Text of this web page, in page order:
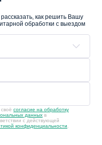
как решить Вашу
обработки с выездом
согласие на обработку
данных в
с действующей
конфиденциальности